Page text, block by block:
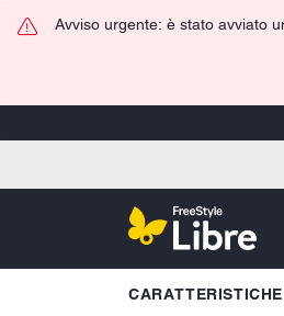
Avviso urgente: è stato avviato
CARATTERISTICHE